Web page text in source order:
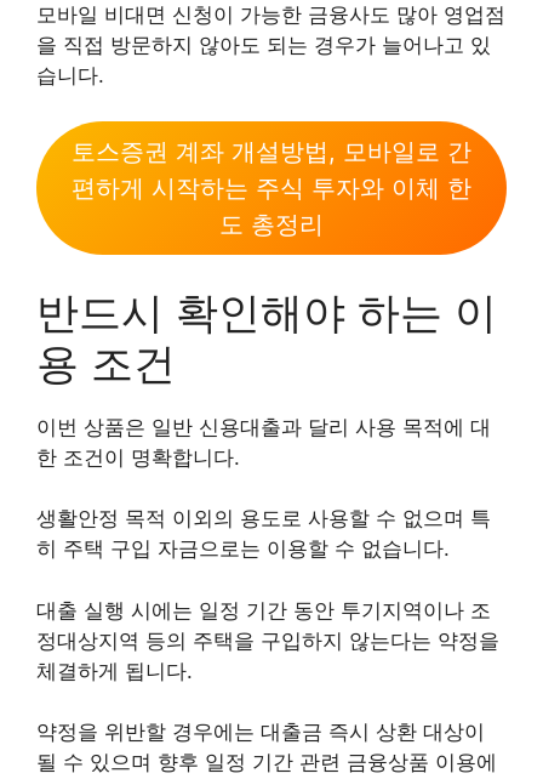
모바일 비대면 신청이 가능한 금융사도 많아 영업점
을 직접 방문하지 않아도 되는 경우가 늘어나고 있
습니다.
토스증권 계좌 개설방법, 모바일로 간
편하게 시작하는 주식 투자와 이체 한
도 총정리
반드시 확인해야 하는 이
용 조건
이번 상품은 일반 신용대출과 달리 사용 목적에 대
한 조건이 명확합니다.
생활안정 목적 이외의 용도로 사용할 수 없으며 특
히 주택 구입 자금으로는 이용할 수 없습니다.
대출 실행 시에는 일정 기간 동안 투기지역이나 조
정대상지역 등의 주택을 구입하지 않는다는 약정을
체결하게 됩니다.
약정을 위반할 경우에는 대출금 즉시 상환 대상이
될 수 있으며 향후 일정 기간 관련 금융상품 이용에